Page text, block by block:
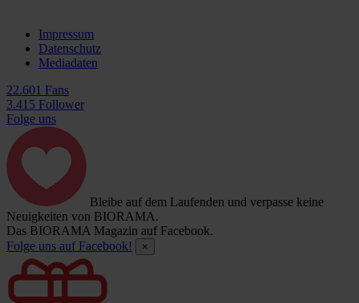
Impressum
Datenschutz
Mediadaten
22.601 Fans
3.415 Follower
Folge uns
Bleibe auf dem Laufenden und verpasse keine
Neuigkeiten von BIORAMA.
Das BIORAMA Magazin auf Facebook.
Folge uns auf Facebook!
×